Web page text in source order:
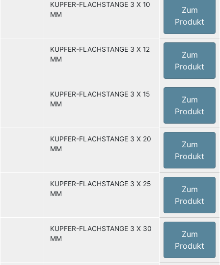
KUPFER-FLACHSTANGE 3 X 10
MM
Zum
Produkt
KUPFER-FLACHSTANGE 3 X 12
MM
Zum
Produkt
KUPFER-FLACHSTANGE 3 X 15
MM
Zum
Produkt
KUPFER-FLACHSTANGE 3 X 20
MM
Zum
Produkt
KUPFER-FLACHSTANGE 3 X 25
MM
Zum
Produkt
KUPFER-FLACHSTANGE 3 X 30
MM
Zum
Produkt